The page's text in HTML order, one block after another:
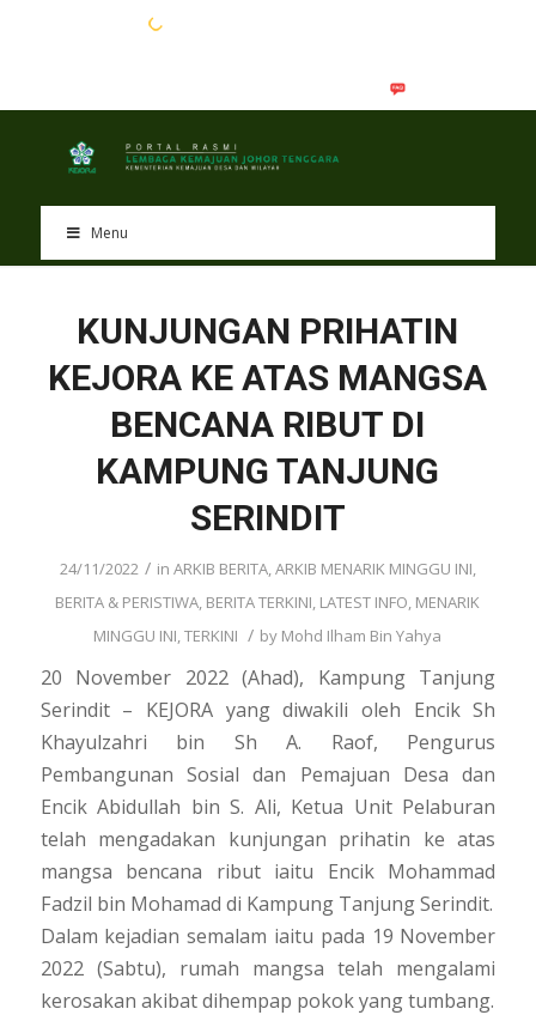
Menu
KUNJUNGAN PRIHATIN
KEJORA KE ATAS MANGSA
BENCANA RIBUT DI
KAMPUNG TANJUNG
SERINDIT
24/11/2022 / in ARKIB BERITA,ARKIB MENARIK MINGGU INI,
BERITA & PERISTIWA, BERITA TERKINI, LATEST INFO, MENARIK
MINGGU INI,TERKINI / by Mohd Ilham Bin Yahya
20 November 2022 (Ahad), Kampung Tanjung
Serindit – KEJORA yang diwakili oleh Encik Sh
Khayulzahri bin Sh A. Raof, Pengurus
Pembangunan Sosial dan Pemajuan Desa dan
Encik Abidullah bin S. Ali, Ketua Unit Pelaburan
telah mengadakan kunjungan prihatin ke atas
mangsa bencana ribut iaitu Encik Mohammad
Fadzil bin Mohamad di Kampung Tanjung Serindit.
Dalam kejadian semalam iaitu pada 19 November
2022 (Sabtu), rumah mangsa telah mengalami
kerosakan akibat dihempap pokok yang tumbang.